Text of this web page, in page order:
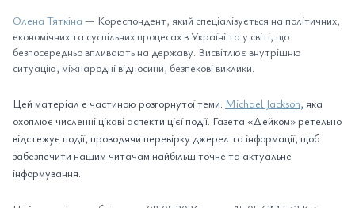
Олена Тяткіна — Кореспондент, який спеціалізується на політичних,
економічних та суспільних процесах в Україні та у світі, що
безпосередньо впливають на державу. Висвітлює внутрішню
ситуацію, міжнародні відносини, безпекові виклики.
Цей матеріал є частиною розгорнутої теми: Michael Jackson, яка
охоплює численні цікаві аспекти цієї події. Газета «Дейком» ретельно
відстежує події, проводячи перевірку джерел та інформації, щоб
забезпечити нашим читачам найбільш точне та актуальне
інформування.